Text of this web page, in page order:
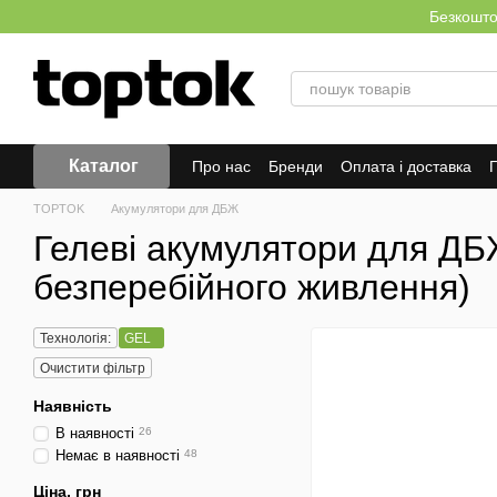
Каталог Про нас Бренди Оплата і доставка
TOPTOK Акумулятори для ДБЖ
Гелеві акумулятори для
безперебійного живлення)
Технологія:
GEL
Очистити фільтр
Наявність
В наявності 26
Немає в наявності 48
Ціна, грн